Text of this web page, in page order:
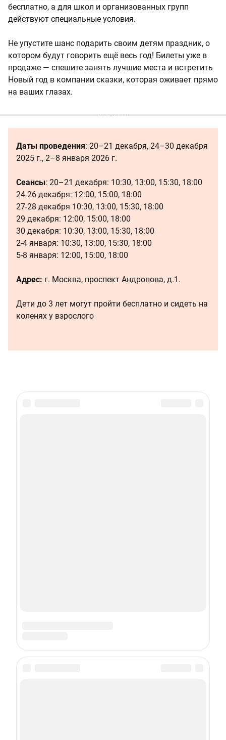
бесплатно, а для школ и организованных групп
действуют специальные условия.
Не упустите шанс подарить своим детям праздник, о
котором будут говорить ещё весь год! Билеты уже в
продаже — спешите занять лучшие места и встретить
Новый год в компании сказки, которая оживает прямо
на ваших глазах.
Даты проведения: 20–21 декабря, 24–30 декабря
2025 г., 2–8 января 2026 г.
Сеансы: 20–21 декабря: 10:30, 13:00, 15:30, 18:00
24-26 декабря: 12:00, 15:00, 18:00
27-28 декабря 10:30, 13:00, 15:30, 18:00
29 декабря: 12:00, 15:00, 18:00
30 декабря: 10:30, 13:00, 15:30, 18:00
2-4 января: 10:30, 13:00, 15:30, 18:00
5-8 января: 12:00, 15:00, 18:00
Адрес: г. Москва, проспект Андропова, д.1.
Дети до 3 лет могут пройти бесплатно и сидеть на
коленях у взрослого